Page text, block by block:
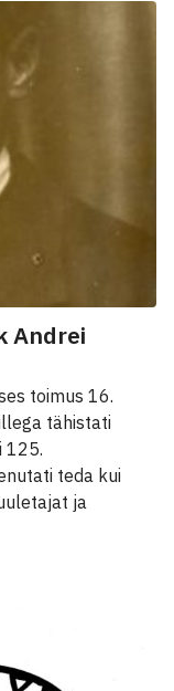
Andrei
toimus 16.
tähistati
125.
teda kui
ja